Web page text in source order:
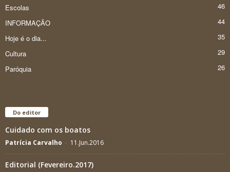
Escolas
46
INFORMAÇÃO
44
Hoje é o dia...
35
Cultura
29
Paróquia
26
Do editor
Cuidado com os boatos
Patrícia Carvalho - 11.Jun.2016
Editorial (Fevereiro.2017)